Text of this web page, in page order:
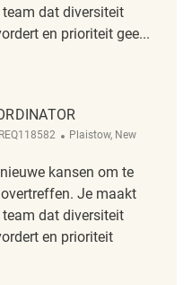
dat diversiteit
en prioriteit gee...
Retail Department Supervisor
ReqId
REQ118582 Plaats
Plaistow, New
kansen om te
Je maakt
dat diversiteit
en prioriteit